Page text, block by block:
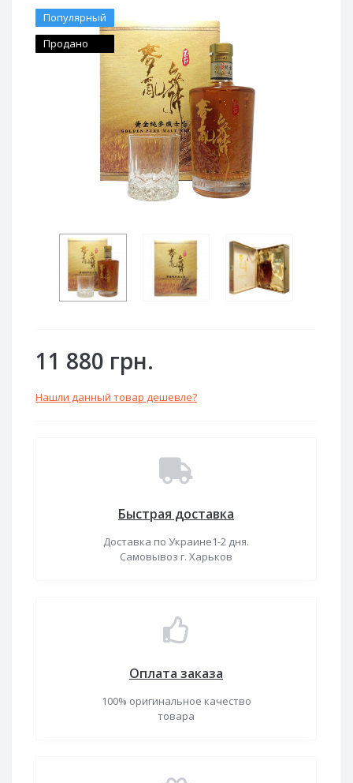
Популярный
Продано
11 880 грн.
Нашли данный товар дешевле?
Быстрая доставка
Доставка по Украине1-2 дня.
Самовывоз г. Харьков
Оплата заказа
100% оригинальное качество
товара